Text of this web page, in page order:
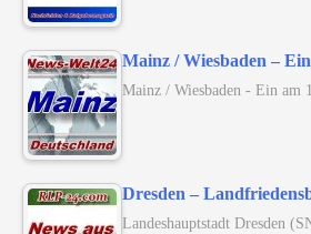
Mainz / Wiesbaden –
Mainz / Wiesbaden - Ein am
Dresden –
Landeshauptstadt Dresden